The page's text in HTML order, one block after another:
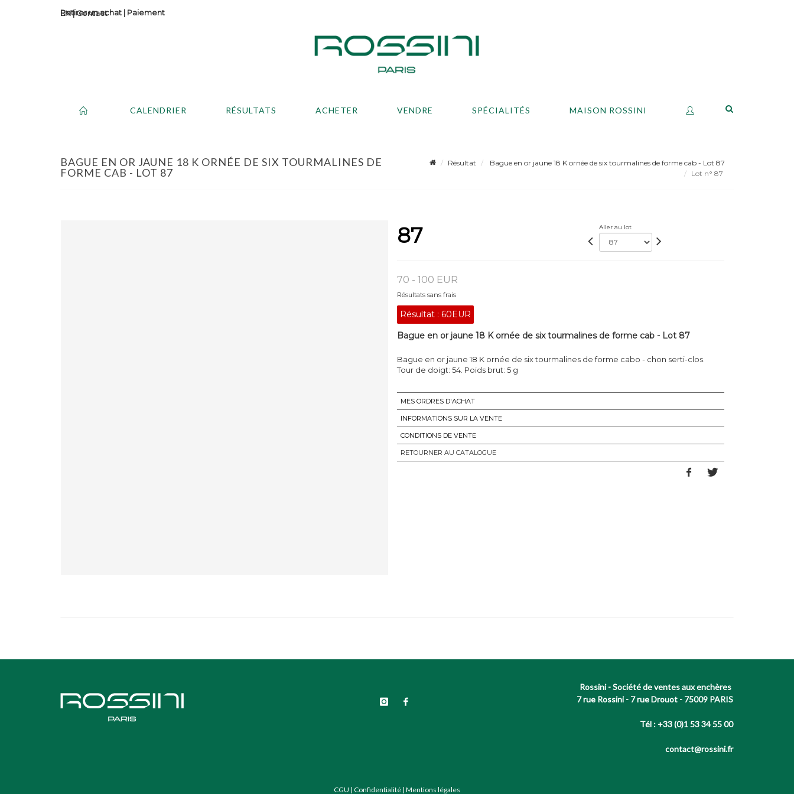
Contact
Retirer un achat | Paiement
CALENDRIER RÉSULTATS ACHETER VENDRE SPÉCIALITÉS MAISON ROSSINI
BAGUE EN OR JAUNE 18 K ORNÉE DE SIX TOURMALINES DE
FORME CAB - LOT 87
Résultat
Bague en or jaune 18 K ornée de six tourmalines de forme cab - Lot 87
Lot n° 87
87 Aller au lot
70 - 100 EUR
Résultats sans frais
Résultat : 60EUR
Bague en or jaune 18 K ornée de six tourmalines de forme cab - Lot 87
Bague en or jaune 18 K ornée de six tourmalines de forme cabo - chon serti-clos.
Tour de doigt: 54. Poids brut: 5 g
MES ORDRES D'ACHAT
INFORMATIONS SUR LA VENTE
CONDITIONS DE VENTE
RETOURNER AU CATALOGUE
Rossini - Société de ventes aux enchères
7 rue Rossini - 7 rue Drouot - 75009 PARIS
Tél : +33 (0)1 53 34 55 00
contact@rossini.fr
CGU | Confidentialité | Mentions légales